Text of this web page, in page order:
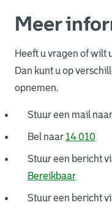
Meer
Heeft u vragen of wilt
Dan kunt u op
opnemen.
Stuur een mail naar
Bel naar 14 010
Stuur een bericht
Bereikbaar. Link
Stuur een bericht